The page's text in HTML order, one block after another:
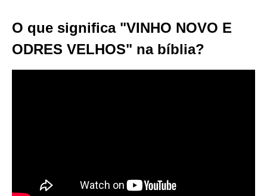
O que significa "VINHO NOVO E
ODRES VELHOS" na bíblia?